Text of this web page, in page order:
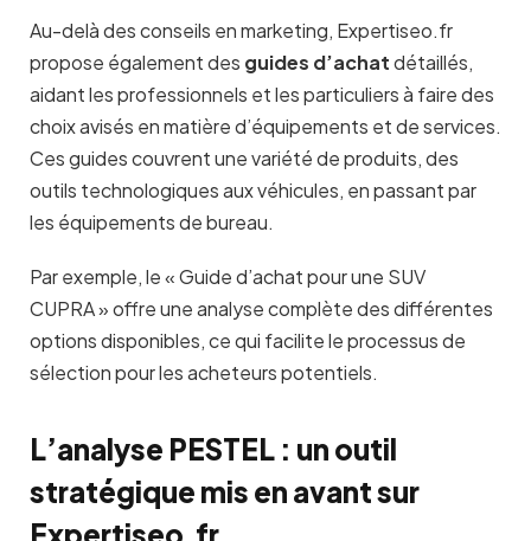
Au-delà des conseils en marketing, Expertiseo.fr
propose également des guides d’achatdétaillés,
aidant les professionnels et les particuliers à faire des
choix avisés en matière d’équipements et de services.
Ces guides couvrent une variété de produits, des
outils technologiques aux véhicules, en passant par
les équipements de bureau.
Par exemple, le « Guide d’achat pour une SUV
CUPRA » offre une analyse complète des différentes
options disponibles, ce qui facilite le processus de
sélection pour les acheteurs potentiels.
L’analyse PESTEL : un outil
stratégique mis en avant sur
Expertiseo.fr